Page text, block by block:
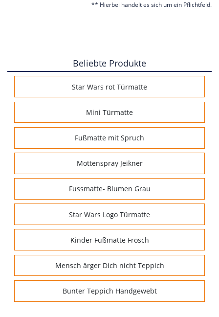
** Hierbei handelt es sich um ein Pflichtfeld.
Beliebte Produkte
Star Wars rot Türmatte
Mini Türmatte
Fußmatte mit Spruch
Mottenspray Jeikner
Fussmatte- Blumen Grau
Star Wars Logo Türmatte
Kinder Fußmatte Frosch
Mensch ärger Dich nicht Teppich
Bunter Teppich Handgewebt